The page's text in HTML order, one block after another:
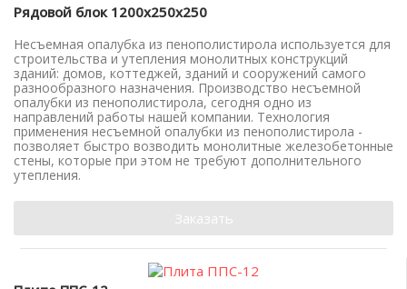
Рядовой блок 1200х250х250
Несъемная опалубка из пенополистирола используется для
строительства и утепления монолитных конструкций
зданий: домов, коттеджей, зданий и сооружений самого
разнообразного назначения. Производство несъемной
опалубки из пенополистирола, сегодня одно из
направлений работы нашей компании. Технология
применения несъемной опалубки из пенополистирола -
позволяет быстро возводить монолитные железобетонные
стены, которые при этом не требуют дополнительного
утепления.
Заказать